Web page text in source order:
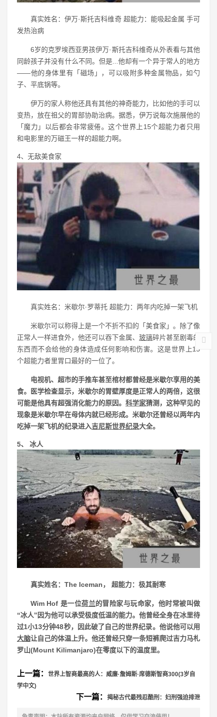
真实姓名：伊万·斯托吉科维奇 超能力：能吸起金属 手可
发热治病
6岁的克罗埃西亚男孩伊万·斯托吉科维奇从外表看与其他
同龄孩子并没有什么不同。但是...他却有一个异于常人的地方
——他的身体里有「磁场」，可以吸附多种金属物品，如勺
子、平底锅等。
伊万的家人称他还具有其他的神奇能力，比如他的手可以
变热，放在祖父的胃部协助治病。据悉，伊万说每次施展他的
「魔力」以后都会非常疲倦。这个世界上15个超能力者只用
和电影里的万磁王一样的超能力啊。
4、无敌美食家
真实姓名：米歇尔·罗蒂托 超能力：两年内吃掉一架飞机
米歇尔可以称得上是一个不折不扣的「美食家」。除了像
正常人一样进食外，他还可以吞下金属、 玻璃碎片甚至剧毒的
东西而不会给他的身体造成任何影响和伤害。这是世界上15
个超能力者里胃口最好的一位了。
电视机、超市的手推车甚至棺材都曾经是米歇尔享用的美
食。医学检查显示，米歇尔的胃壁厚度是正常人的两倍，这很
可能是他具有超强消化能力的原因。 科学家猜测，这种罕见的
现象是米歇尔早在母体内就已经形成。米歇尔还曾经以两年内
吃掉一架飞机的纪录进入吉尼斯世界纪录大全。
5、 冰人
真实姓名：The Iceman， 超能力：极其耐寒
Wim Hof 是一位荷兰的冒险家与玩命家，他时常被叫做
“冰人”因为他可以承受极度低温的能力。他曾经全身在冰里待
过1小13分钟48秒，因此破了自己的世界纪录。他说他可以用
大脑让自己的体温上升。他还曾经只穿一条短裤爬过吉力马札
罗山(Mount Kilimanjaro)在零度以下的温度里。
上一篇：
世界上智商最高的人：威廉·詹姆斯·席德斯智商300(3岁自
学中文)
下一篇： 揭秘古代最残忍酷刑：妇刑强迫排泄